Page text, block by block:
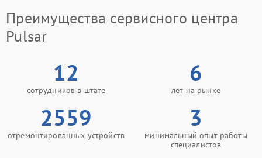
Преимущества сервисного центра
Pulsar
12
сотрудников в штате
6
лет на рынке
2559
отремонтированных устройств
3
минимальный опыт работы
специалистов